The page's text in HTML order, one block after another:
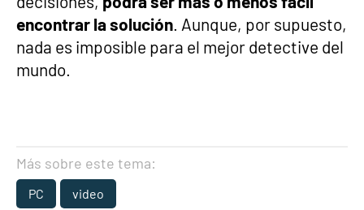
encontrar la solución . Aunque, por supuesto,
nada es imposible para el mejor detective del
mundo.
Más sobre este tema:
PC video